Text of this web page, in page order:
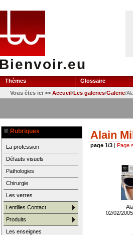
Thèmes Glossaire
Vous êtes ici >> Accueil/Les galeries/Galerie/
Rubriques
La profession
Défauts visuels
Pathologies
Chirurgie
Les verres
Lentilles Contact
Produits
Les enseignes
Alain
page 1/3 | Page
02/02/